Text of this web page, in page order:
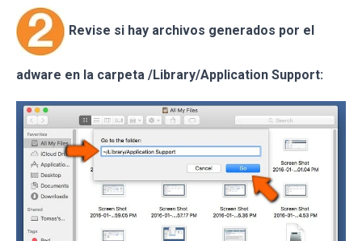
Revise si hay archivos generados por el
adware en la carpeta /Library/Application Support: